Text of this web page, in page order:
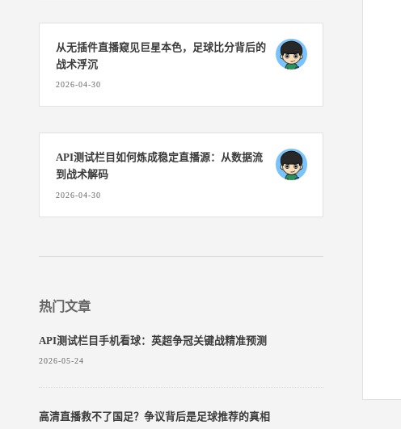
从无插件直播窥见巨星本色，足球比分背后的
战术浮沉
2026-04-30
API测试栏目如何炼成稳定直播源：从数据流
到战术解码
2026-04-30
热门文章
API测试栏目手机看球：英超争冠关键战精准预测
2026-05-24
高清直播救不了国足？争议背后是足球推荐的真相